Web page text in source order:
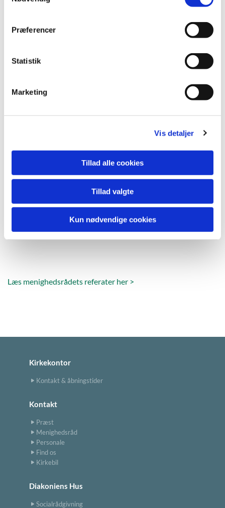
Præferencer
Statistik
Marketing
Vis detaljer
Tillad alle cookies
Tillad valgte
Kun nødvendige cookies
Læs menighedsrådets referater her >
Kirkekontor
Kontakt & åbningstider
Kontakt
Præst
Menighedsråd
Personale
Find os
Kirkebil
Diakoniens Hus
Socialrådgivning